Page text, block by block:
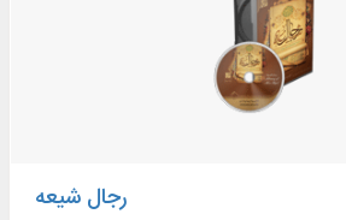
رجال شیعه